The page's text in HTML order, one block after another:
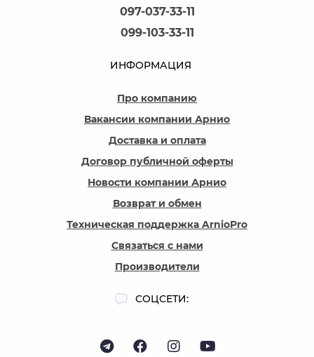
097-037-33-11
099-103-33-11
ИНФОРМАЦИЯ
Про компанию
Вакансии компании Арнио
Доставка и оплата
Договор публичной оферты
Новости компании Арнио
Возврат и обмен
Техническая поддержка ArnioPro
Связаться с нами
Производители
СОЦСЕТИ: